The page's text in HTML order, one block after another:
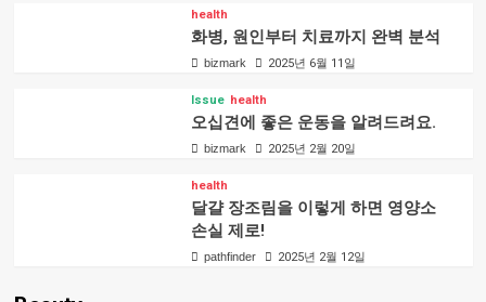
health
화병, 원인부터 치료까지 완벽 분석
bizmark 2025년 6월 11일
Issue health
오십견에 좋은 운동을 알려드려요.
bizmark 2025년 2월 20일
health
달걀 장조림을 이렇게 하면 영양소
손실 제로!
pathfinder 2025년 2월 12일